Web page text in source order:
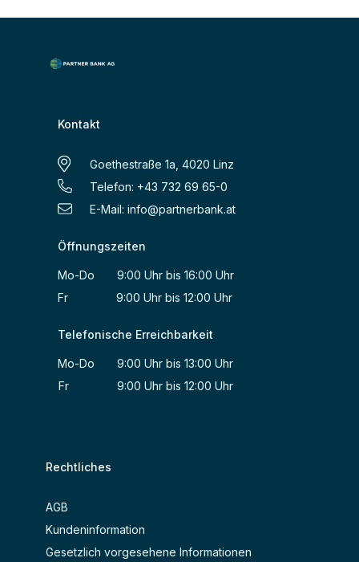
Kontakt
Goethestraße 1a, 4020 Linz
Telefon: +43 732 69 65-0
E-Mail: info@partnerbank.at
Öffnungszeiten
Mo-Do 9:00 Uhr bis 16:00 Uhr
Fr 9:00 Uhr bis 12:00 Uhr
Telefonische Erreichbarkeit
Mo-Do 9:00 Uhr bis 13:00 Uhr
Fr 9:00 Uhr bis 12:00 Uhr
Rechtliches
AGB
Kundeninformation
Gesetzlich vorgesehene Informationen